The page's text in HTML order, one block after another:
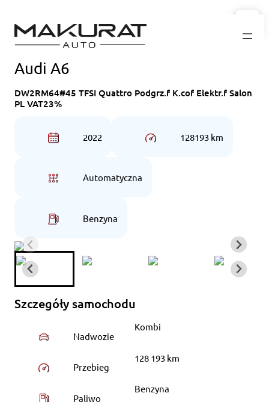
do
treści
Audi A6
DW2RM64#45 TFSI Quattro Podgrz.f K.cof Elektr.f Salon
PL VAT23%
2022 128193 km
Automatyczna
Benzyna
Szczegóły samochodu
Nadwozie
Kombi
Przebieg
128 193 km
Paliwo
Benzyna